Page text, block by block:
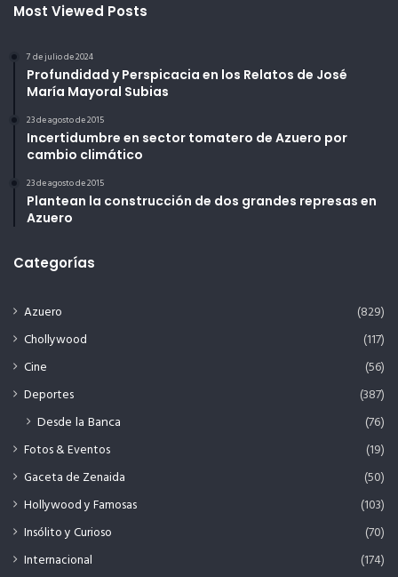
Most Viewed Posts
7 de julio de 2024
Profundidad y Perspicacia en los Relatos de José
María Mayoral Subias
23 de agosto de 2015
Incertidumbre en sector tomatero de Azuero por
cambio climático
23 de agosto de 2015
Plantean la construcción de dos grandes represas en
Azuero
Categorías
Azuero
(829)
Chollywood
(117)
Cine
(56)
Deportes
(387)
Desde la Banca (76)
Fotos & Eventos
(19)
Gaceta de Zenaida
(50)
Hollywood y Famosas
(103)
Insólito y Curioso
(70)
Internacional
(174)